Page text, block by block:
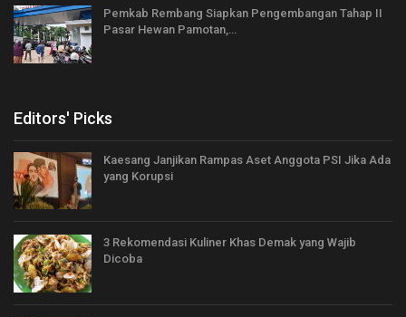
Pemkab Rembang Siapkan Pengembangan Tahap II
Pasar Hewan Pamotan,…
Editors' Picks
Kaesang Janjikan Rampas Aset Anggota PSI Jika Ada
yang Korupsi
3 Rekomendasi Kuliner Khas Demak yang Wajib
Dicoba